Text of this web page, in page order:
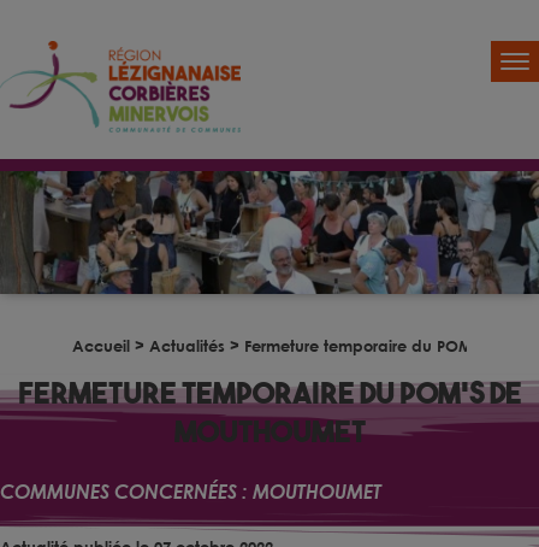
Accueil > Actualités > Fermeture temporaire du POM’s de
Fermeture temporaire du POM’s de
Mouthoumet
COMMUNES CONCERNÉES : MOUTHOUMET